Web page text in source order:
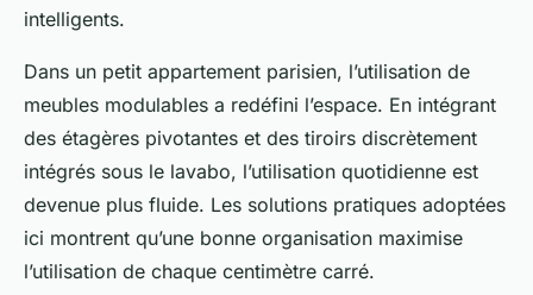
intelligents.
Dans un petit appartement parisien, l’utilisation de
meubles modulables a redéfini l’espace. En intégrant
des étagères pivotantes et des tiroirs discrètement
intégrés sous le lavabo, l’utilisation quotidienne est
devenue plus fluide. Les solutions pratiques adoptées
ici montrent qu’une bonne organisation maximise
l’utilisation de chaque centimètre carré.